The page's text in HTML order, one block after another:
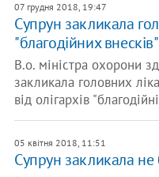
07 грудня 2018, 19:47
Супрун закликала
"благодійних внесків"
В.о. міністра охорони
закликала головних
від олігархів
05 квітня 2018, 11:51
Супрун закликала не